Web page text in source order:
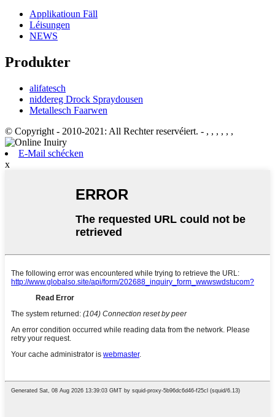
Applikatioun Fäll
Léisungen
NEWS
Produkter
alifatesch
niddereg Drock Spraydousen
Metallesch Faarwen
© Copyright - 2010-2021: All Rechter reservéiert. - , , , , , ,
E-Mail schécken
x